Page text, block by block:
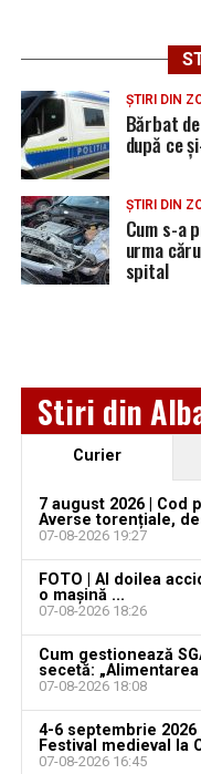
Urmărește
YouTube Instagram
Jaf de peste
păgubită
aproape o lună
Locuri de
august 2026.
vacante
Locuri de
august 2026.
vacante
Locuri de
2026. AJOFM
vacante
Bărbat de 30 de
ȘTIRI DIN
Bărbat
după ce
ȘTIRI DIN
Cum s-a
urma
spital
Stiri din
Curier
7 august 2026 | Cod
Averse torențiale,
07-08-2026 19:27
FOTO | Al doilea
o mașină ...
07-08-2026 18:26
Cum gestionează
secetă: „Alimentarea
07-08-2026 18:08
4-6 septembrie
Festival medieval la
07-08-2026 16:45